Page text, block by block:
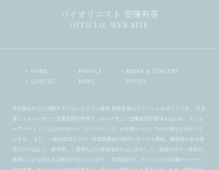
バイオリニスト 安保有美
OFFICIAL WEB SITE
HOME PROFILE
MEDIA & CONCERT
CONTACT
NEWS POLICY
名古屋を中心に活動するプロバイオリン奏者 安保有美のオフィシャルサイトです。 名古
屋フィルハーモニー交響楽団や中部フィルハーモニー交響楽団の客演をはじめ、メジャ
ーアーティストなどのサポート（バックバンド）や企業イベントでの公演なども行って
います。 また、一般社団法人ヤマハ音楽振興会の巡回スタッフも勤め、愛知県や名古屋
市だけではなく、岐阜県、三重県などの東海地区をはじめとして、全国の方々へ音楽の
素晴らしさを広める活動も行なっています。 官民問わず、イベントでの演奏やパーティ